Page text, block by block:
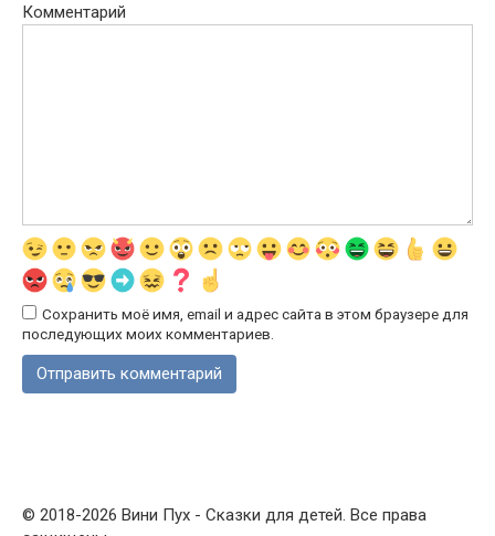
Комментарий
Сохранить моё имя, email и адрес сайта в этом браузере для
последующих моих комментариев.
© 2018-2026 Вини Пух - Сказки для детей. Все права